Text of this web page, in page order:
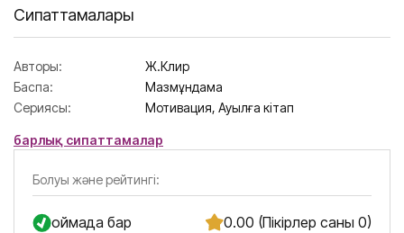
Сипаттамалары
Авторы:
Ж.Клир
Баспа:
Мазмұндама
Сериясы:
Мотивация, Ауылға кітап
барлық сипаттамалар
Болуы және рейтингі:
Қоймада бар 0.00 (Пікірлер саны 0)